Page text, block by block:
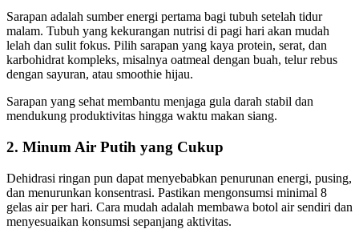
Sarapan adalah sumber energi pertama bagi tubuh setelah tidur
malam. Tubuh yang kekurangan nutrisi di pagi hari akan mudah
lelah dan sulit fokus. Pilih sarapan yang kaya protein, serat, dan
karbohidrat kompleks, misalnya oatmeal dengan buah, telur rebus
dengan sayuran, atau smoothie hijau.
Sarapan yang sehat membantu menjaga gula darah stabil dan
mendukung produktivitas hingga waktu makan siang.
2. Minum Air Putih yang Cukup
Dehidrasi ringan pun dapat menyebabkan penurunan energi, pusing,
dan menurunkan konsentrasi. Pastikan mengonsumsi minimal 8
gelas air per hari. Cara mudah adalah membawa botol air sendiri dan
menyesuaikan konsumsi sepanjang aktivitas.